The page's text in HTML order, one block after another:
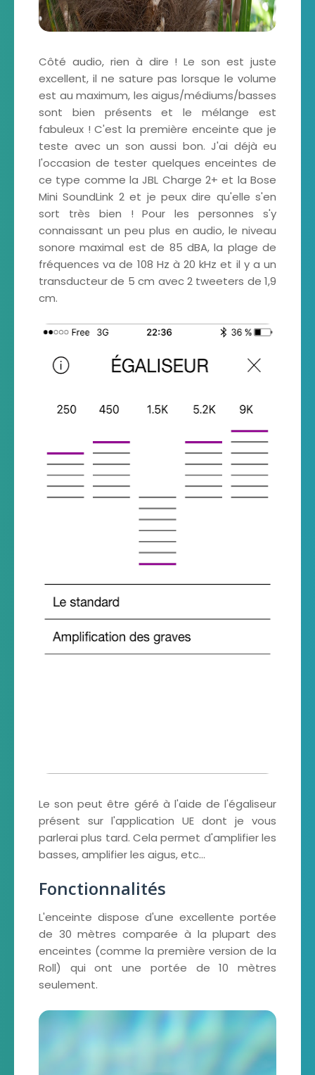
Côté audio, rien à dire ! Le son est juste
excellent, il ne sature pas lorsque le volume
est au maximum, les aigus/médiums/basses
sont bien présents et le mélange est
fabuleux ! C'est la première enceinte que je
teste avec un son aussi bon. J'ai déjà eu
l'occasion de tester quelques enceintes de
ce type comme la JBL Charge 2+ et la Bose
Mini SoundLink 2 et je peux dire qu'elle s'en
sort très bien ! Pour les personnes s'y
connaissant un peu plus en audio, le niveau
sonore maximal est de 85 dBA, la plage de
fréquences va de 108 Hz à 20 kHz et il y a un
transducteur de 5 cm avec 2 tweeters de 1,9
cm.
Le son peut être géré à l'aide de l'égaliseur
présent sur l'application UE dont je vous
parlerai plus tard. Cela permet d'amplifier les
basses, amplifier les aigus, etc...
Fonctionnalités
L'enceinte dispose d'une excellente portée
de 30 mètres comparée à la plupart des
enceintes (comme la première version de la
Roll) qui ont une portée de 10 mètres
seulement.